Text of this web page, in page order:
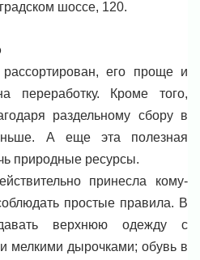
шоссе, 120.
его проще и
переработку. Кроме того,
раздельному сбору в
А еще эта полезная
природные ресурсы.
принесла кому-
простые правила. В
верхнюю одежду с
мелкими дырочками; обувь в